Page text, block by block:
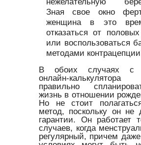
Зная свое окно
женщина в это
отказаться от половых
или воспользоваться
методами контрацепции.
В обоих случаях с
онлайн-
правильно
жизнь в отношении
Но не стоит
метод, поскольку он не
гарантии. Он работает
случаев, когда
регулярный, причем